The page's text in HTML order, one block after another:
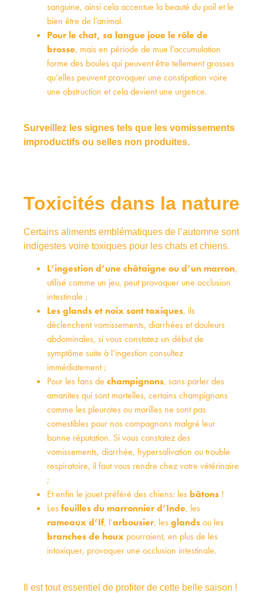
sanguine, ainsi cela accentue la beauté du poil et le
bien être de l’animal.
Pour le chat, sa langue joue le rôle de
brosse, mais en période de mue l’accumulation
forme des boules qui peuvent être tellement grosses
qu’elles peuvent provoquer une constipation voire
une obstruction et cela devient une urgence.
Surveillez les signes tels que les vomissements
improductifs ou selles non produites.
Toxicités dans la nature
Certains aliments emblématiques de l’automne sont
indigestes voire toxiques pour les chats et chiens.
L’ingestion d’unechâtaigne ou d’un marron,
utilisé comme un jeu, peut provoquer une occlusion
intestinale ;
Lesglands et noix sont toxiques, ils
déclenchent vomissements, diarrhées et douleurs
abdominales, si vous constatez un début de
symptôme suite à l’ingestion consultez
immédiatement ;
Pour les fans de champignons, sans parler des
amanites qui sont mortelles, certains champignons
comme les pleurotes ou morilles ne sont pas
comestibles pour nos compagnons malgré leur
bonne réputation. Si vous constatez des
vomissements, diarrhée, hypersalivation ou trouble
respiratoire, il faut vous rendre chez votre vétérinaire
;
Et enfin le jouet préféré des chiens: les bâtons !
Lesfeuilles du marronnier d’Inde, les
rameaux d’If, l’arbousier, lesglandsou les
branches de houx pourraient, en plus de les
intoxiquer, provoquer une occlusion intestinale.
Il est tout essentiel de profiter de cette belle saison !